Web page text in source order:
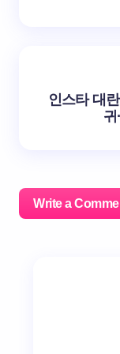
인스타 대
귀
Write a